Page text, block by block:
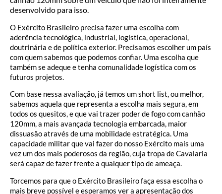
desenvolvido para isso.
O Exército Brasileiro precisa fazer uma escolha com
aderência tecnológica, industrial, logística, operacional,
doutrinária e de política exterior. Precisamos escolher um país
com quem sabemos que podemos confiar. Uma escolha que
também se adeque e tenha comunalidade logística com os
futuros projetos.
Com base nessa avaliação, já temos um short list, ou melhor,
sabemos aquela que representa a escolha mais segura, em
todos os quesitos, e que vai trazer poder de fogo com canhão
120mm, a mais avançada tecnologia embarcada, maior
dissuasão através de uma mobilidade estratégica. Uma
capacidade militar que vai fazer do nosso Exército mais uma
vez um dos mais poderosos da região, cuja tropa de Cavalaria
será capaz de fazer frente a qualquer tipo de ameaça.
Torcemos para que o Exército Brasileiro faça essa escolha o
mais breve possível e esperamos ver a apresentação dos